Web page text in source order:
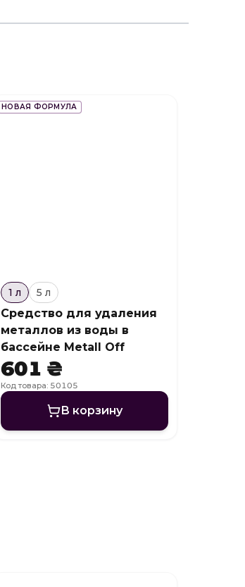
НОВАЯ ФОРМУЛА
1 л 5 л
Средство для удаления
металлов из воды в
бассейне Metall Off
601 ₴
Код товара: 50105
В корзину